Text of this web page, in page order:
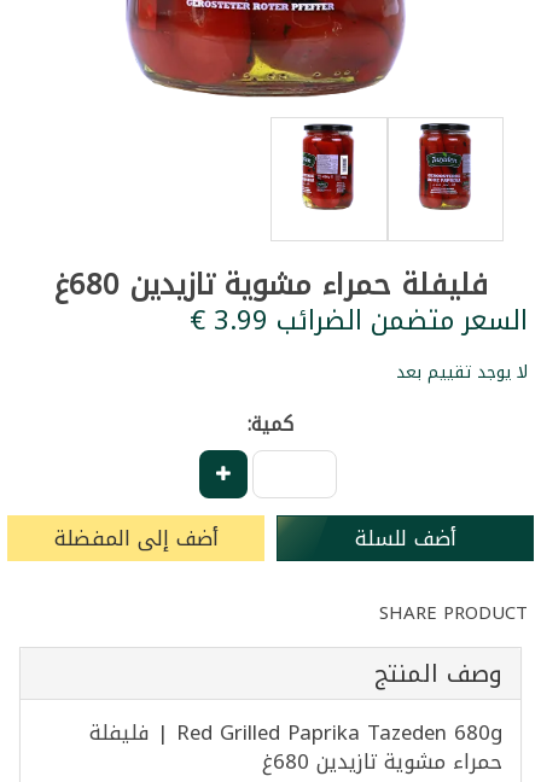
فليفلة حمراء مشوية تازيدين 680غ
السعر متضمن الضرائب ‏3.99 €
لا يوجد تقييم بعد
كمية:
أضف للسلة أضف إلى المفضلة
SHARE PRODUCT
وصف المنتج
Red Grilled Paprika Tazeden 680g | فليفلة
حمراء مشوية تازيدين 680غ